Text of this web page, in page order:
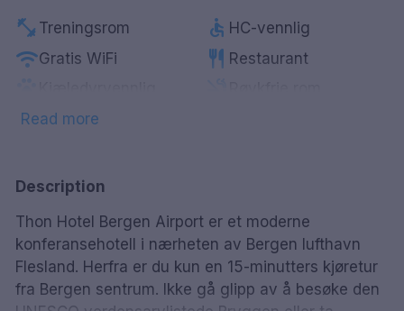
Done
fitness_center Treningsrom accessible HC-vennlig
wifiGratis WiFi restaurant Restaurant
tvSmart-Tv
bedSengetøy
Read more
Description
Thon Hotel Bergen Airport er et moderne
konferansehotell i nærheten av Bergen lufthavn
Flesland. Herfra er du kun en 15-minutters kjøretur
fra Bergen sentrum. Ikke gå glipp av å besøke den